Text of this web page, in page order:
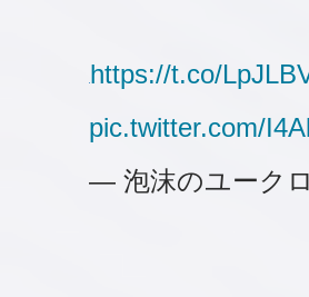
https://t.co/
pic.twitter.com/
— 泡沫のユーク